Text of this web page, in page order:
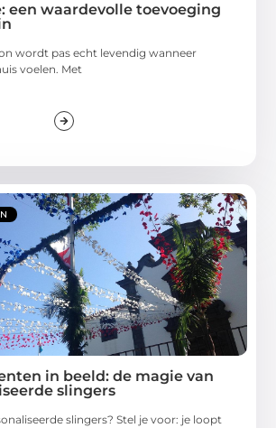
een waardevolle toevoeging
wordt pas echt levendig wanneer
voelen. Met
in beeld: de magie van
slingers
slingers? Stel je voor: je loopt